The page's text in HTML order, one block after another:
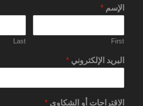
الإسم*
First
Last
البريد الإلكتروني*
الاقتراحات أو الشكاوي*